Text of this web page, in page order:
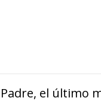
Padre, el último